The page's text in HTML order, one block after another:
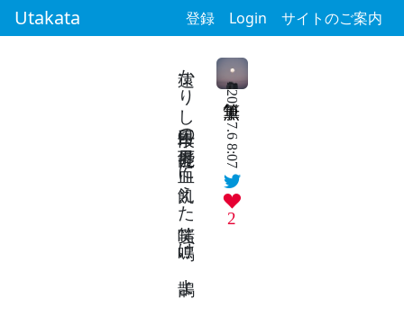
Utakata 登録 Login サイトのご案内
2024.7.6 8:07
2
遠かりし十三段目の可能世界 血に飢えた嗤笑 鳴け、鵲よ